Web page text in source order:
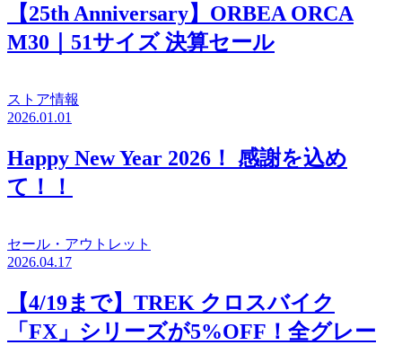
【25th Anniversary】ORBEA ORCA
M30｜51サイズ 決算セール
ストア情報
2026.01.01
Happy New Year 2026！ 感謝を込め
て！！
セール・アウトレット
2026.04.17
【4/19まで】TREK クロスバイク
「FX」シリーズが5%OFF！全グレー